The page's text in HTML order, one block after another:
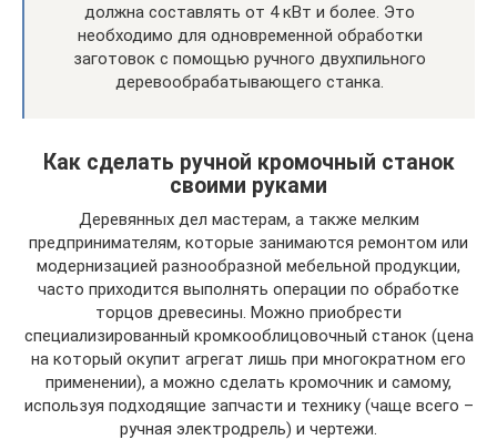
должна составлять от 4 кВт и более. Это
необходимо для одновременной обработки
заготовок с помощью ручного двухпильного
деревообрабатывающего станка.
Как сделать ручной кромочный станок
своими руками
Деревянных дел мастерам, а также мелким
предпринимателям, которые занимаются ремонтом или
модернизацией разнообразной мебельной продукции,
часто приходится выполнять операции по обработке
торцов древесины. Можно приобрести
специализированный кромкооблицовочный станок (цена
на который окупит агрегат лишь при многократном его
применении), а можно сделать кромочник и самому,
используя подходящие запчасти и технику (чаще всего –
ручная электродрель) и чертежи.